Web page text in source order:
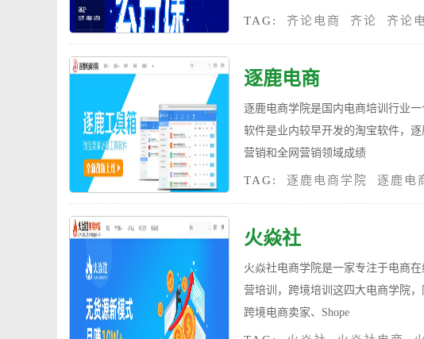
TAG: 齐论电商 齐论 齐论
逐鹿电商
逐鹿电商学院是国内电商培训行业
软件是业内较早开发的淘宝软件，
营销和全网营销领域成绩
TAG: 逐鹿电商学院 逐鹿电
火焱社
火焱社电商学院是一家专注于电商
营培训，跨境培训这四大电商学院
跨境电商卖家、Shope